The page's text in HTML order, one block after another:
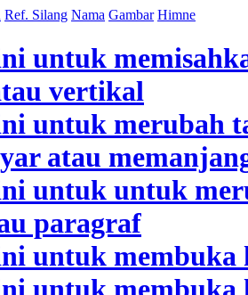
Ref. Silang Nama Gambar Himne